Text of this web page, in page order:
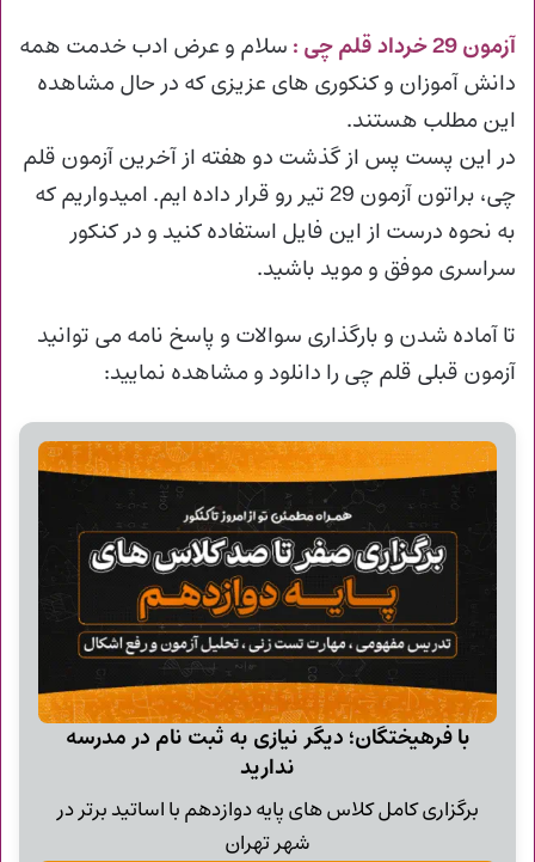
آزمون 29 خرداد قلم چی :
سلام و عرض ادب خدمت همه
دانش آموزان و کنکوری های عزیزی که در حال مشاهده
این مطلب هستند.
در این پست پس از گذشت دو هفته از آخرین آزمون قلم
چی، براتون آزمون 29 تیر رو قرار داده ایم. امیدواریم که
به نحوه درست از این فایل استفاده کنید و در کنکور
سراسری موفق و موید باشید.
تا آماده شدن و بارگذاری سوالات و پاسخ نامه می توانید
آزمون قبلی قلم چی را دانلود و مشاهده نمایید:
با فرهیختگان؛ دیگر نیازی به ثبت نام در مدرسه
ندارید
برگزاری کامل کلاس های پایه دوازدهم با اساتید برتر در
شهر تهران